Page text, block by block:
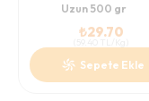
Uzun 500 gr
₺29.70
Sepete Ekle